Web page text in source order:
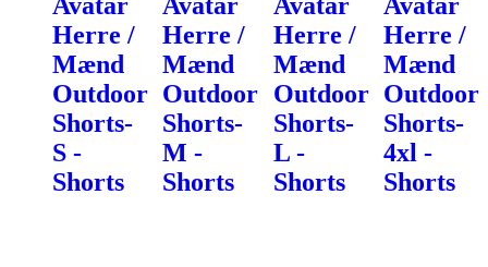
Herre /
Mænd
Outdoor
Shorts-
S -
Shorts
Herre /
Mænd
Outdoor
Shorts-
M -
Shorts
Herre /
Mænd
Outdoor
Shorts-
L -
Shorts
Herre /
Mænd
Outdoor
Shorts-
4xl -
Shorts